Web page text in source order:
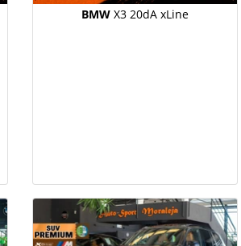
BMW X3 20dA xLine